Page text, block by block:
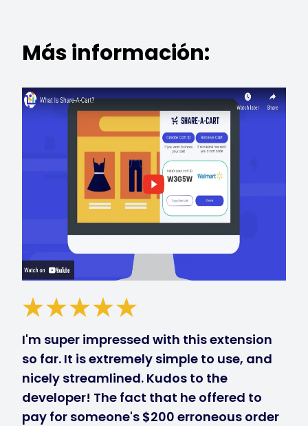
Más información:
I'm super impressed with this extension
so far. It is extremely simple to use, and
nicely streamlined. Kudos to the
developer! The fact that he offered to
pay for someone's $200 erroneous order